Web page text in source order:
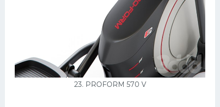
23. PROFORM 570 V